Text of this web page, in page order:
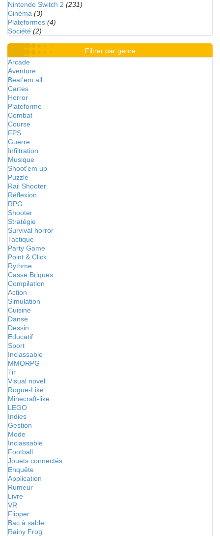
Nintendo Switch 2 (231)
Cinéma (3)
Plateformes (4)
Société (2)
Filtrer par genre
Arcade
Aventure
Beat'em all
Cartes
Horror
Plateforme
Combat
Course
FPS
Guerre
Infiltration
Musique
Shoot'em up
Puzzle
Rail Shooter
Réflexion
RPG
Shooter
Stratégie
Survival horror
Tactique
Party Game
Point & Click
Rythme
Casse Briques
Compilation
Action
Simulation
Cuisine
Danse
Dessin
Educatif
Sport
Inclassable
MMORPG
Tir
Visual novel
Rogue-Like
Minecraft-like
LEGO
Indies
Gestion
Mode
Inclassable
Football
Jouets connectés
Enquête
Application
Rumeur
Livre
VR
Flipper
Bac à sable
Rainy Frog